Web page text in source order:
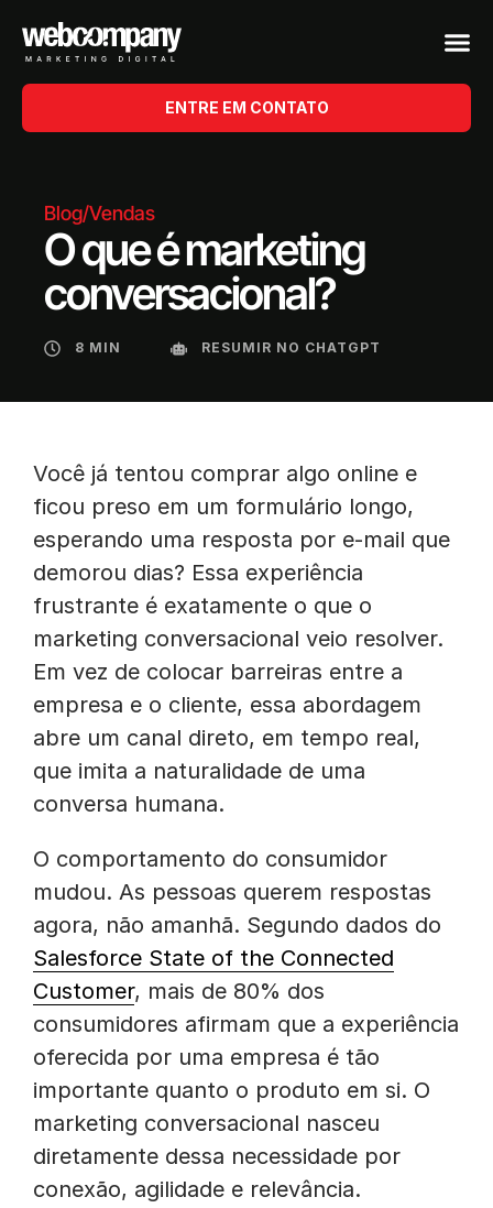
ENTRE EM CONTATO
Blog/Vendas
O que é marketing
conversacional?
8 MIN RESUMIR NO CHATGPT
Você já tentou comprar algo online e
ficou preso em um formulário longo,
esperando uma resposta por e-mail que
demorou dias? Essa experiência
frustrante é exatamente o que o
marketing conversacional veio resolver.
Em vez de colocar barreiras entre a
empresa e o cliente, essa abordagem
abre um canal direto, em tempo real,
que imita a naturalidade de uma
conversa humana.
O comportamento do consumidor
mudou. As pessoas querem respostas
agora, não amanhã. Segundo dados do
Salesforce State of the Connected
Customer, mais de 80% dos
consumidores afirmam que a experiência
oferecida por uma empresa é tão
importante quanto o produto em si. O
marketing conversacional nasceu
diretamente dessa necessidade por
conexão, agilidade e relevância.